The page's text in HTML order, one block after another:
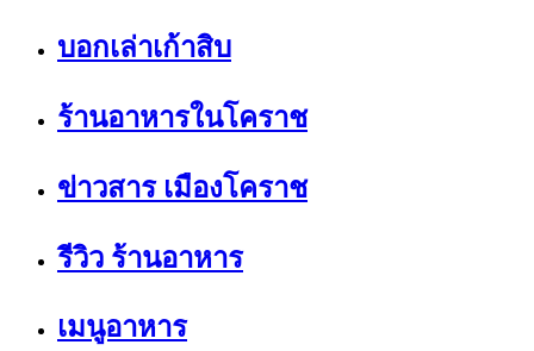
บอกเล่าเก้าสิบ
ร้านอาหารในโคราช
ข่าวสาร เมืองโคราช
รีวิว ร้านอาหาร
เมนูอาหาร